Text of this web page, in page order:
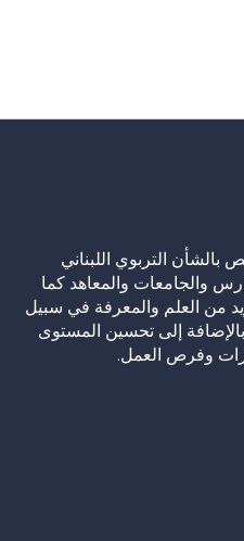
التربوي اللبناني
والجامعات والمعاهد كما
من العلم والمعرفة في سبيل
بالإضافة إلى تحسين المستوى
وفرص العمل.